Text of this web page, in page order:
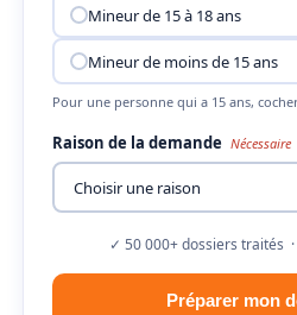
Mineur de 15 à 18 ans
Mineur de moins de 15 ans
Pour une personne qui a 15 ans,
Raison de la demande Nécessaire
✓ 50 000+ dossiers traités
Préparer mon